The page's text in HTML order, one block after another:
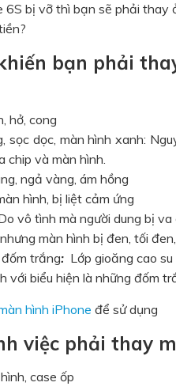
6S bị vỡ thì bạn sẽ phải thay
bạn phải
hở, cong
sọc dọc, màn hình xanh:
chip và màn hình.
ngả vàng, ám hồng
hình, bị liệt cảm ứng
vô tình mà người dung bị
màn hình bị đen, tối
trắng: Lớp gioăng cao
với biểu hiện là những đốm
hình iPhone để sử dụng
việc phải thay
case ốp